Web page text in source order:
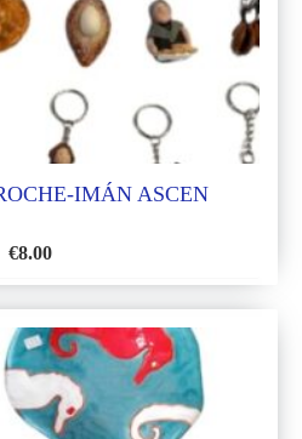
DESEOS
IMÁN ASCEN
€8.00
A
LA
LISTA
DE